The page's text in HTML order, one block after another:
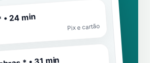
24 min
Pix e cartão